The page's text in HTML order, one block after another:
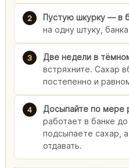
2 Пустую шкурку — в
на одну штуку,
3 Две недели в
встряхните. Сахар
постепенно и
4 Досыпайте по мере
работает в банке
подсыпаете сахар,
отдавать.